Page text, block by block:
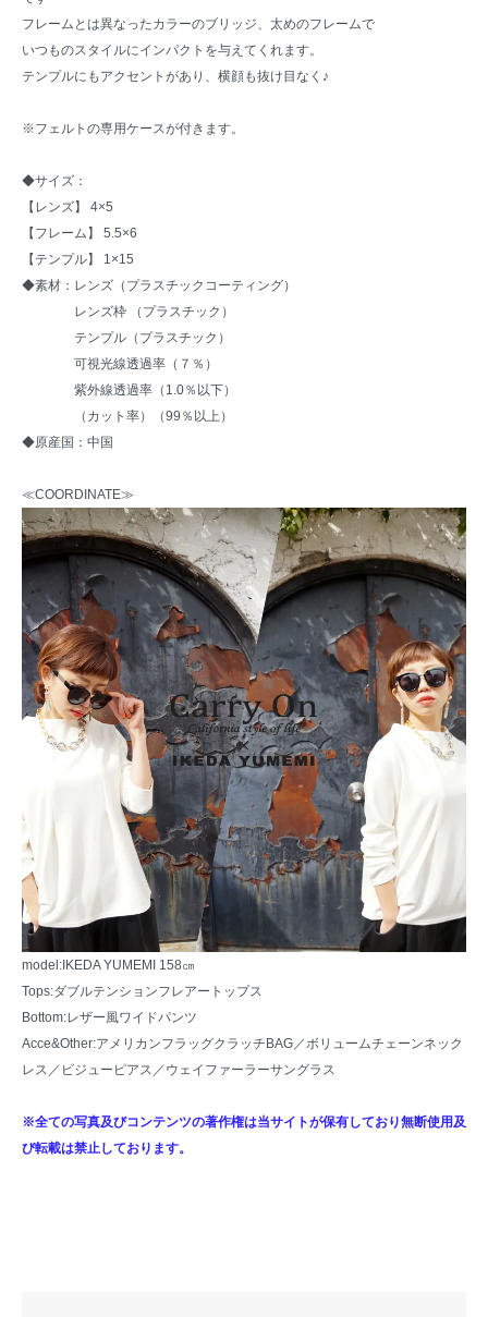
フレームとは異なったカラーのブリッジ、太めのフレームで
いつものスタイルにインパクトを与えてくれます。
テンプルにもアクセントがあり、横顔も抜け目なく♪
※フェルトの専用ケースが付きます。
◆サイズ：
【レンズ】 4×5
【フレーム】 5.5×6
【テンプル】 1×15
◆素材：レンズ（プラスチックコーティング）
レンズ枠 （プラスチック）
テンプル（プラスチック）
可視光線透過率（７％）
紫外線透過率（1.0％以下）
（カット率）（99％以上）
◆原産国：中国
≪COORDINATE≫
model:IKEDA YUMEMI 158㎝
Tops:ダブルテンションフレアートップス
Bottom:レザー風ワイドパンツ
Acce&Other:アメリカンフラッグクラッチBAG／ボリュームチェーンネック
レス ／ ビジューピアス ／ウェイファーラーサングラス
※全ての写真及びコンテンツの著作権は当サイトが保有しており無断使用及
び転載は禁止しております。